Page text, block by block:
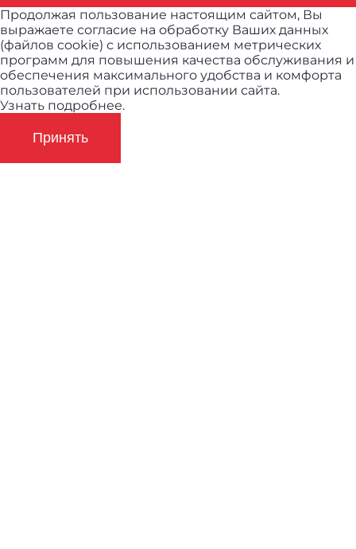
Продолжая пользование настоящим сайтом, Вы
выражаете согласие на обработку Ваших данных
(файлов cookie) с использованием метрических
программ для повышения качества обслуживания и
обеспечения максимального удобства и комфорта
пользователей при использовании сайта.
Узнать подробнее.
Принять